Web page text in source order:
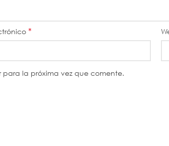
*
la próxima vez que comente.